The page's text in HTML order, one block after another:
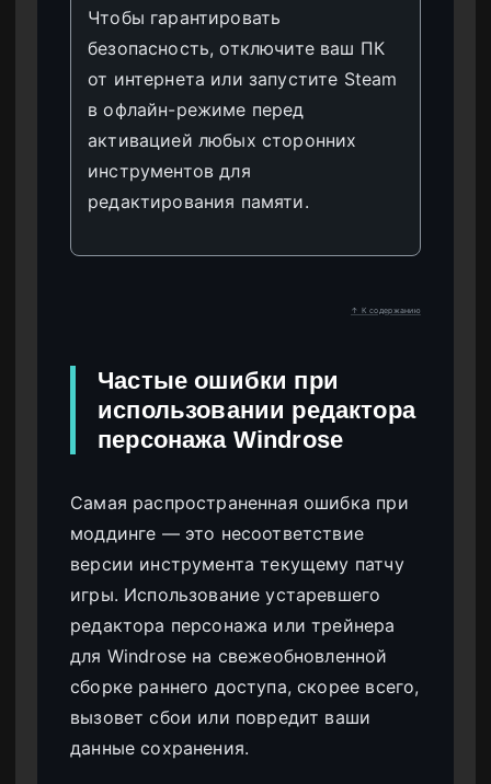
Чтобы гарантировать
безопасность, отключите ваш ПК
от интернета или запустите Steam
в офлайн-режиме перед
активацией любых сторонних
инструментов для
редактирования памяти.
↑ К содержанию
Частые ошибки при
использовании редактора
персонажа Windrose
Самая распространенная ошибка при
моддинге — это несоответствие
версии инструмента текущему патчу
игры. Использование устаревшего
редактора персонажа или трейнера
для Windrose на свежеобновленной
сборке раннего доступа, скорее всего,
вызовет сбои или повредит ваши
данные сохранения.